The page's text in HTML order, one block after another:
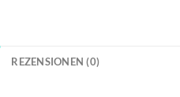
REZENSIONEN (0)